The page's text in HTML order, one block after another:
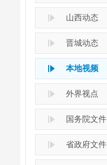
山西动态
晋城动态
本地视频
外界视点
国务院文件
省政府文件